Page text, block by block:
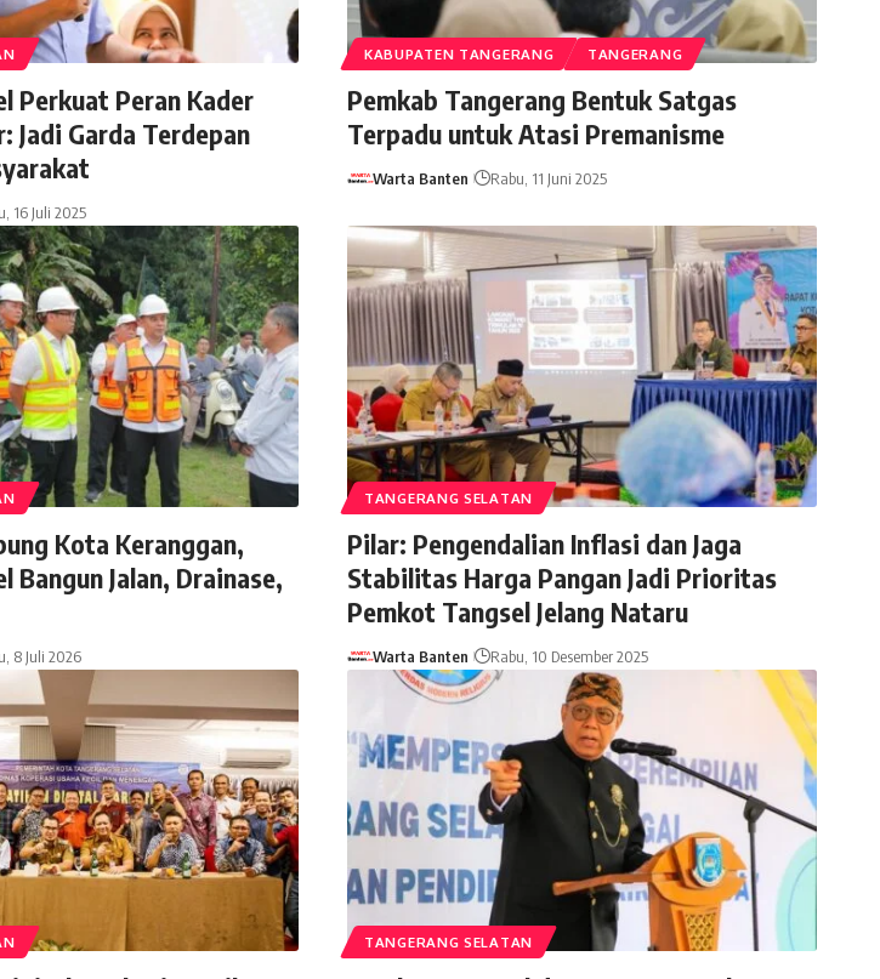
Perkuat Peran Kader
Jadi Garda Terdepan
16 Juli 2025
KABUPATEN TANGERANG TANGERANG
Pemkab Tangerang Bentuk Satgas
Terpadu untuk Atasi Premanisme
Warta Banten Rabu, 11 Juni 2025
Kota Keranggan,
Bangun Jalan, Drainase,
8 Juli 2026
TANGERANG SELATAN
Pilar: Pengendalian Inflasi dan Jaga
Stabilitas Harga Pangan Jadi Prioritas
Pemkot Tangsel Jelang Nataru
Warta Banten Rabu, 10 Desember 2025
TANGERANG SELATAN